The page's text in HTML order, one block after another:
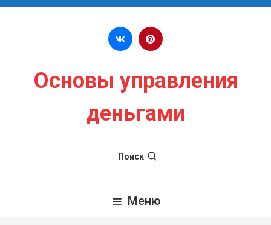
Перейти к содержимому
Основы управления
деньгами
Поиск
Меню